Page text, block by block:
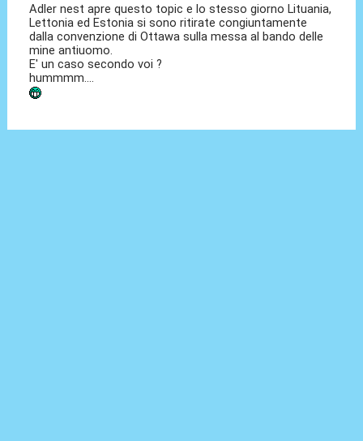
Adler nest apre questo topic e lo stesso giorno Lituania,
Lettonia ed Estonia si sono ritirate congiuntamente
dalla convenzione di Ottawa sulla messa al bando delle
mine antiuomo.
E' un caso secondo voi ?
hummmm....